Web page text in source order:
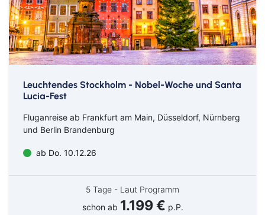
Leuchtendes Stockholm - Nobel-Woche und Santa
Lucia-Fest
Fluganreise ab Frankfurt am Main, Düsseldorf, Nürnberg
und Berlin Brandenburg
ab Do. 10.12.26
5 Tage - Laut Programm
schon ab 1.199 € p.P.